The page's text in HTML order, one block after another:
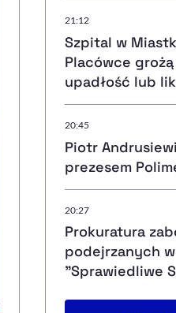
Deklaracja
21:12
Szpital w
Placówce
upadłość lub
20:45
Piotr
prezesem
20:27
Prokuratura
podejrzanych
"Sprawiedliwe